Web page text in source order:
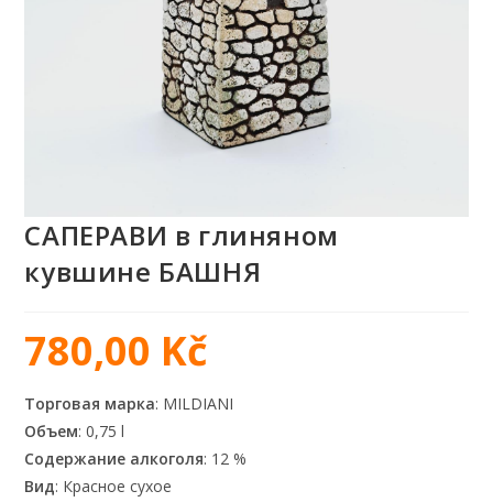
САПЕРАВИ в глиняном
кувшине БАШНЯ
780,00 Kč
Торговая марка: MILDIANI
Объем: 0,75 l
Содержание алкоголя: 12 %
Вид: Красное сухое